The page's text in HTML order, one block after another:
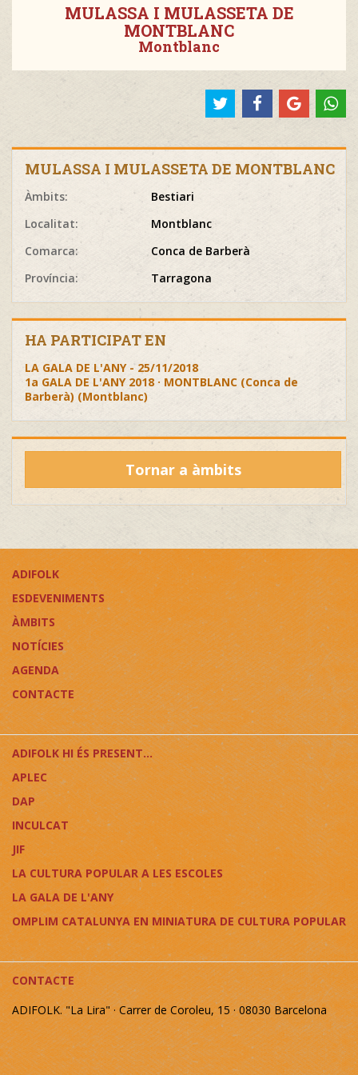
MULASSA I MULASSETA DE
MONTBLANC
Montblanc
MULASSA I MULASSETA DE MONTBLANC
Àmbits:
Bestiari
Localitat:
Montblanc
Comarca:
Conca de Barberà
Província:
Tarragona
HA PARTICIPAT EN
LA GALA DE L'ANY - 25/11/2018
1a GALA DE L'ANY 2018 · MONTBLANC (Conca de
Barberà) (Montblanc)
Tornar a àmbits
ADIFOLK
ESDEVENIMENTS
ÀMBITS
NOTÍCIES
AGENDA
CONTACTE
ADIFOLK HI ÉS PRESENT...
APLEC
DAP
INCULCAT
JIF
LA CULTURA POPULAR A LES ESCOLES
LA GALA DE L'ANY
OMPLIM CATALUNYA EN MINIATURA DE CULTURA POPULAR
CONTACTE
ADIFOLK. "La Lira" · Carrer de Coroleu, 15 · 08030 Barcelona